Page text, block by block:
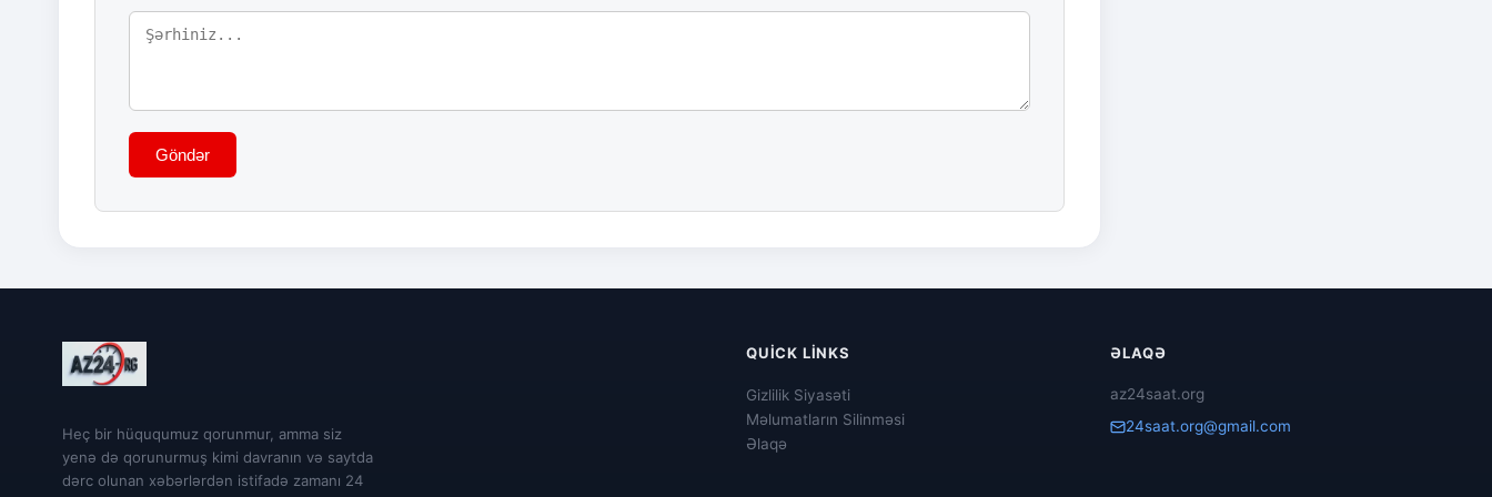
Göndər
Heç bir hüququmuz qorunmur, amma siz
yenə də qorunurmuş kimi davranın və saytda
dərc olunan xəbərlərdən istifadə zamanı 24
QUICK LINKS
Gizlilik Siyasəti
Məlumatların Silinməsi
Əlaqə
ƏLAQƏ
az24saat.org
24saat.org@gmail.com